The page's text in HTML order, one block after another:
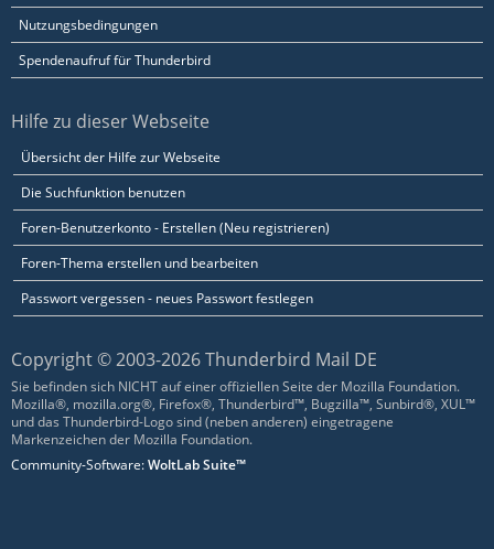
Nutzungsbedingungen
Spendenaufruf für Thunderbird
Hilfe zu dieser Webseite
Übersicht der Hilfe zur Webseite
Die Suchfunktion benutzen
Foren-Benutzerkonto - Erstellen (Neu registrieren)
Foren-Thema erstellen und bearbeiten
Passwort vergessen - neues Passwort festlegen
Copyright © 2003-2026 Thunderbird Mail DE
Sie befinden sich NICHT auf einer offiziellen Seite der Mozilla Foundation.
Mozilla®, mozilla.org®, Firefox®, Thunderbird™, Bugzilla™, Sunbird®, XUL™
und das Thunderbird-Logo sind (neben anderen) eingetragene
Markenzeichen der Mozilla Foundation.
Community-Software:WoltLab Suite™